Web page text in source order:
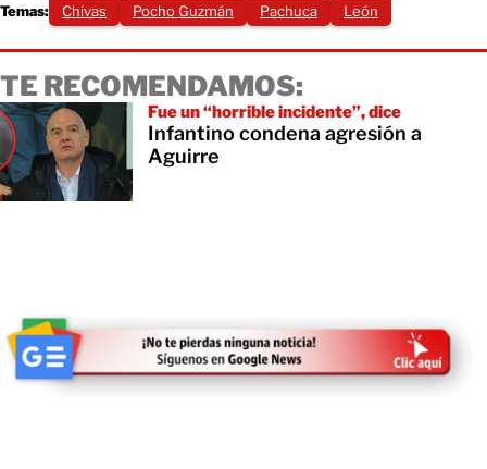
Temas: Chivas Pocho Guzmán Pachuca León
TE RECOMENDAMOS:
Fue un “horrible incidente”, dice
Infantino condena agresión a
Aguirre